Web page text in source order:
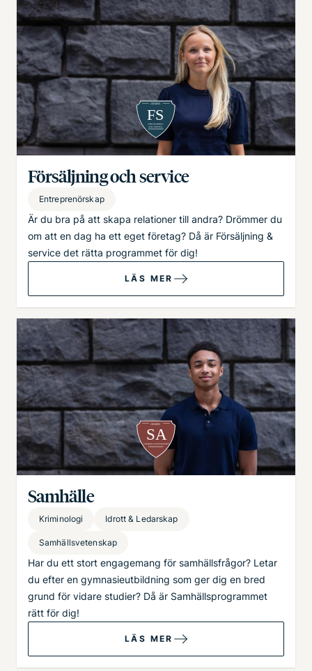
Bild
Försäljning och service
Entreprenörskap
Är du bra på att skapa relationer till andra? Drömmer du
om att en dag ha ett eget företag? Då är Försäljning &
service det rätta programmet för dig!
LÄS MER
Bild
Samhälle
Kriminologi Idrott & Ledarskap
Samhällsvetenskap
Har du ett stort engagemang för samhällsfrågor? Letar
du efter en gymnasieutbildning som ger dig en bred
grund för vidare studier? Då är Samhällsprogrammet
rätt för dig!
LÄS MER